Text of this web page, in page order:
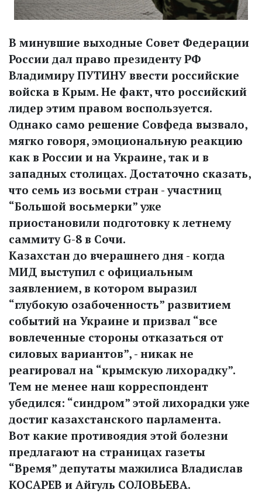
В минувшие выходные Совет Федерации
России дал право президенту РФ
Владимиру ПУТИНУ ввести российские
войска в Крым. Не факт, что российский
лидер этим правом воспользуется.
Однако само решение Совфеда вызвало,
мягко говоря, эмоциональную реакцию
как в России и на Украине, так и в
западных столицах. Достаточно сказать,
что семь из восьми стран - участниц
“Большой восьмерки” уже
приостановили подготовку к летнему
саммиту G-8 в Сочи.
Казахстан до вчерашнего дня - когда
МИД выступил с официальным
заявлением, в котором выразил
“глубокую озабоченность” развитием
событий на Украине и призвал “все
вовлеченные стороны отказаться от
силовых вариантов”, - никак не
реагировал на “крымскую лихорадку”.
Тем не менее наш корреспондент
убедился: “синдром” этой лихорадки уже
достиг казахстанского парламента.
Вот какие противоядия этой болезни
предлагают на страницах газеты
“Время” депутаты мажилиса Владислав
КОСАРЕВ и Айгуль СОЛОВЬЕВА.